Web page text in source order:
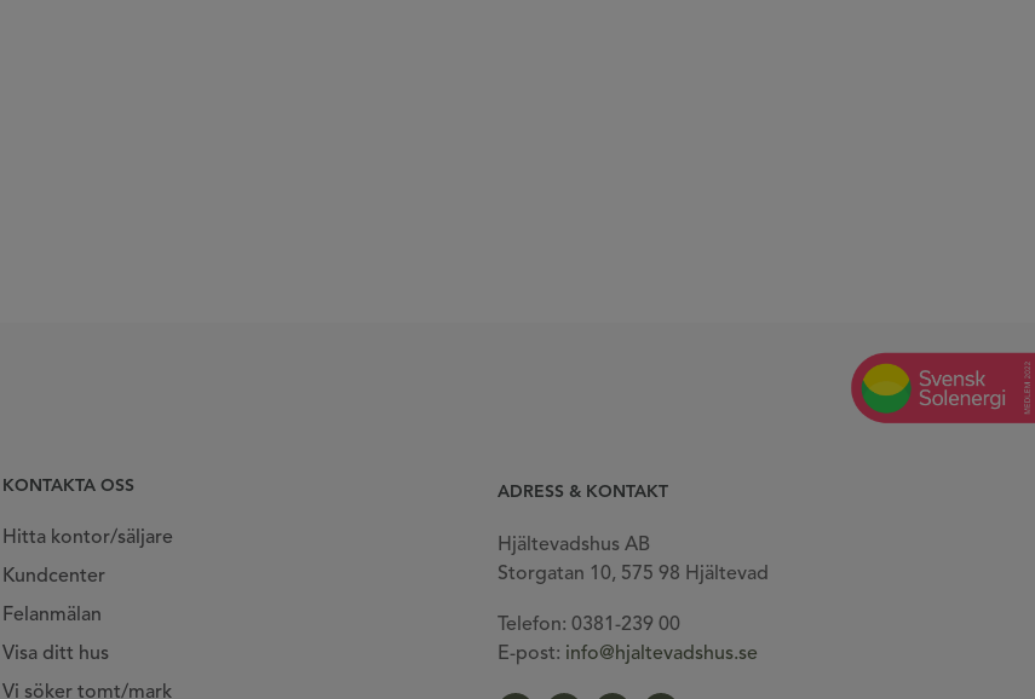
KONTAKTA OSS
Hitta kontor/säljare
Kundcenter
Felanmälan
Visa ditt hus
Vi söker tomt/mark
ADRESS & KONTAKT
Hjältevadshus AB
Storgatan 10, 575 98 Hjältevad
Telefon: 0381-239 00
E-post: info@hjaltevadshus.se